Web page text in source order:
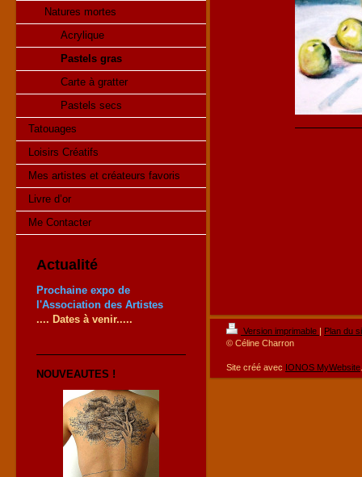
Natures mortes
Acrylique
Pastels gras
Carte à gratter
Pastels secs
Tatouages
Loisirs Créatifs
Mes artistes et créateurs favoris
Livre d’or
Me Contacter
Actualité
Prochaine expo de
l'Association des Artistes
.... Dates à venir.....
NOUVEAUTES !
Version imprimable | Plan du
© Céline Charron
Site créé avec IONOS MyWebsite